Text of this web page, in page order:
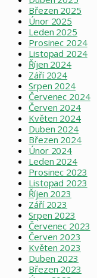
Březen 2025
Únor 2025
Leden 2025
Prosinec 2024
Listopad 2024
Říjen 2024
Září 2024
Srpen 2024
Červenec 2024
Červen 2024
Květen 2024
Duben 2024
Březen 2024
Únor 2024
Leden 2024
Prosinec 2023
Listopad 2023
Říjen 2023
Září 2023
Srpen 2023
Červenec 2023
Červen 2023
Květen 2023
Duben 2023
Březen 2023